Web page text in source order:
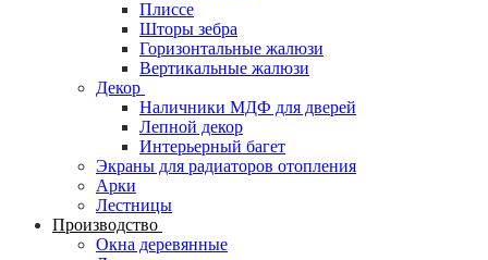
Плиссе
Шторы зебра
Горизонтальные жалюзи
Вертикальные жалюзи
Декор
Наличники МДФ для дверей
Лепной декор
Интерьерный багет
Экраны для радиаторов отопления
Арки
Лестницы
Производство
Окна деревянные